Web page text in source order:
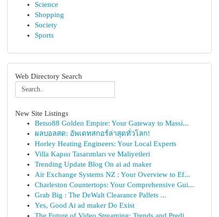
Science
Shopping
Society
Sports
Web Directory Search
New Site Listings
Betso88 Golden Empire: Your Gateway to Massi...
ผลบอลสด: อัพเดทสกอร์ล่าสุดทั่วโลก!
Horley Heating Engineers: Your Local Experts
Villa Kapısı Tasarımları ve Maliyetleri
Trending Update Blog On ai ad maker
Air Exchange Systems NZ : Your Overview to Ef...
Charleston Countertops: Your Comprehensive Gui...
Grab Big : The DeWalt Clearance Pallets ...
Yes, Good Ai ad maker Do Exist